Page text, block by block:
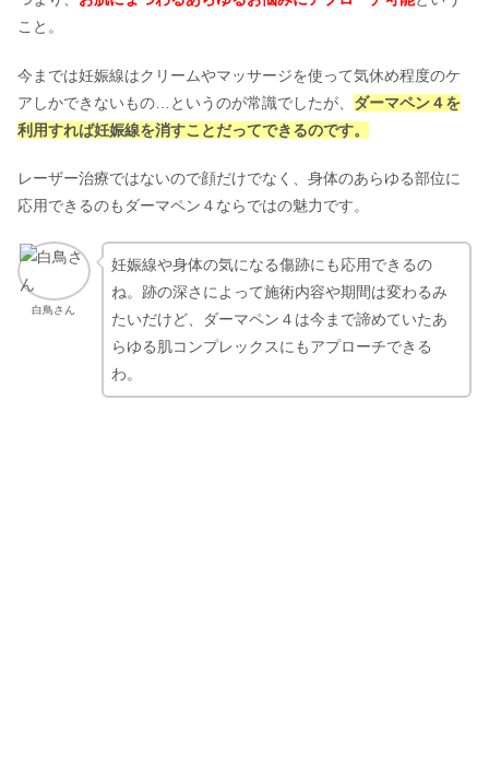
こと。
今までは妊娠線はクリームやマッサージを使って気休め程度のケ
アしかできないもの…というのが常識でしたが、 ダーマペン４を
利用すれば妊娠線を消すことだってできるのです。
レーザー治療ではないので顔だけでなく、身体のあらゆる部位に
応用できるのもダーマペン４ならではの魅力です。
白鳥さん
妊娠線や身体の気になる傷跡にも応用できるの
ね。跡の深さによって施術内容や期間は変わるみ
たいだけど、ダーマペン４は今まで諦めていたあ
らゆる肌コンプレックスにもアプローチできる
わ。